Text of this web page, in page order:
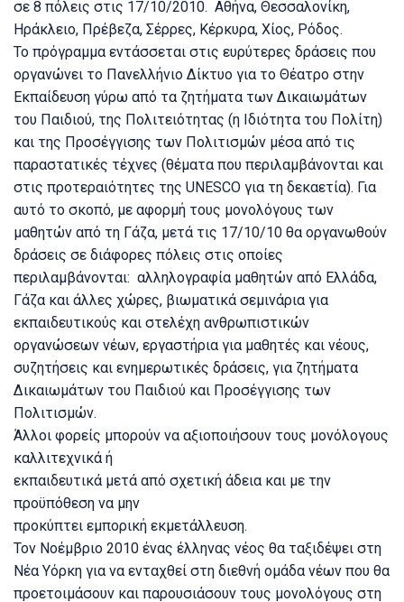
σε 8 πόλεις στις 17/10/2010. Αθήνα, Θεσσαλονίκη,
Ηράκλειο, Πρέβεζα, Σέρρες, Κέρκυρα, Χίος, Ρόδος.
Το πρόγραμμα εντάσσεται στις ευρύτερες δράσεις που
οργανώνει το Πανελλήνιο Δίκτυο για το Θέατρο στην
Εκπαίδευση γύρω από τα ζητήματα των Δικαιωμάτων
του Παιδιού, της Πολιτειότητας (η Ιδιότητα του Πολίτη)
και της Προσέγγισης των Πολιτισμών μέσα από τις
παραστατικές τέχνες (θέματα που περιλαμβάνονται και
στις προτεραιότητες της UNESCO για τη δεκαετία). Για
αυτό το σκοπό, με αφορμή τους μονολόγους των
μαθητών από τη Γάζα, μετά τις 17/10/10 θα οργανωθούν
δράσεις σε διάφορες πόλεις στις οποίες
περιλαμβάνονται: αλληλογραφία μαθητών από Ελλάδα,
Γάζα και άλλες χώρες, βιωματικά σεμινάρια για
εκπαιδευτικούς και στελέχη ανθρωπιστικών
οργανώσεων νέων, εργαστήρια για μαθητές και νέους,
συζητήσεις και ενημερωτικές δράσεις, για ζητήματα
Δικαιωμάτων του Παιδιού και Προσέγγισης των
Πολιτισμών.
Άλλοι φορείς μπορούν να αξιοποιήσουν τους μονόλογους
καλλιτεχνικά ή
εκπαιδευτικά μετά από σχετική άδεια και με την
προϋπόθεση να μην
προκύπτει εμπορική εκμετάλλευση.
Τον Νοέμβριο 2010 ένας έλληνας νέος θα ταξιδέψει στη
Νέα Υόρκη για να ενταχθεί στη διεθνή ομάδα νέων που θα
προετοιμάσουν και παρουσιάσουν τους μονολόγους στη